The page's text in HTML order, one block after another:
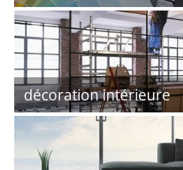
décoration intérieure